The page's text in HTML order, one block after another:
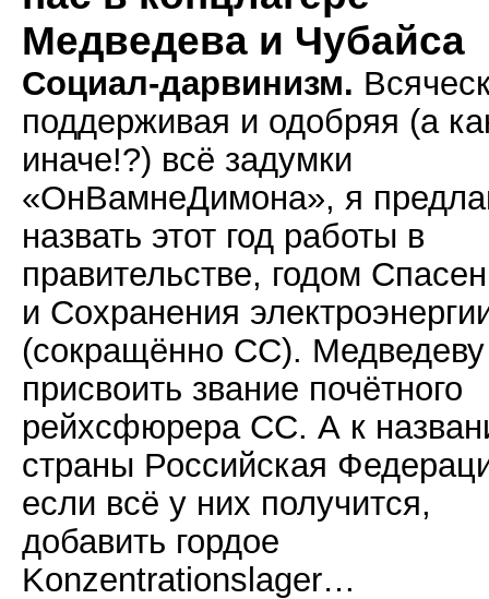
Медведева и Чубайса
Социал-дарвинизм.
поддерживая и одобряя (а
иначе!?) всё задумки
«ОнВамнеДимона», я
назвать этот год работы в
правительстве, годом
и Сохранения
(сокращённо СС). Медведеву
присвоить звание почётного
рейхсфюрера СС. А к
страны Российская
если всё у них получится,
добавить гордое
Konzentrationslager…